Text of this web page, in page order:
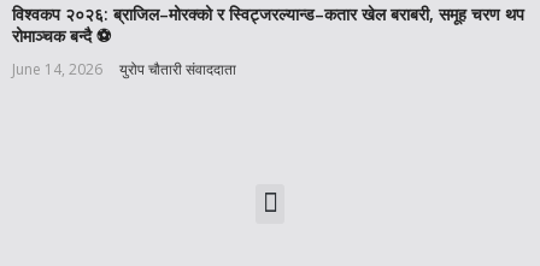
विश्वकप २०२६: ब्राजिल–मोरक्को र स्विट्जरल्यान्ड–कतार खेल बराबरी, समूह चरण थप
रोमाञ्चक बन्दै ⚽️
June 14, 2026 युरोप चौतारी संवाददाता